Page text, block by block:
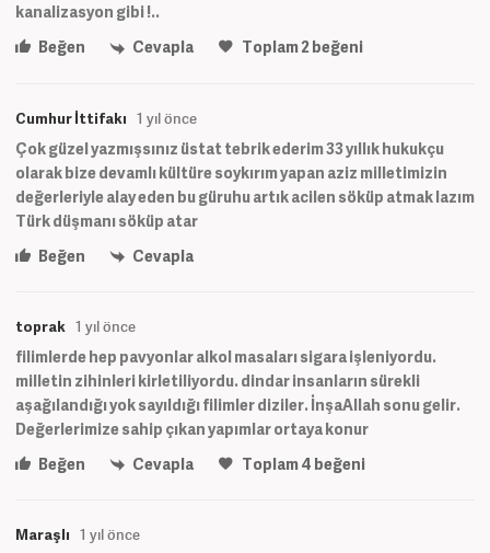
kanalizasyon gibi !..
Beğen
Cevapla Toplam2beğeni
Cumhur İttifakı 1 yıl önce
Çok güzel yazmışsınız üstat tebrik ederim 33 yıllık hukukçu
olarak bize devamlı kültüre soykırım yapan aziz milletimizin
değerleriyle alay eden bu güruhu artık acilen söküp atmak lazım
Türk düşmanı söküp atar
Beğen
Cevapla
toprak 1 yıl önce
filimlerde hep pavyonlar alkol masaları sigara işleniyordu.
milletin zihinleri kirletiliyordu. dindar insanların sürekli
aşağılandığı yok sayıldığı filimler diziler. İnşaAllah sonu gelir.
Değerlerimize sahip çıkan yapımlar ortaya konur
Beğen
Cevapla Toplam4 beğeni
Maraşlı 1 yıl önce